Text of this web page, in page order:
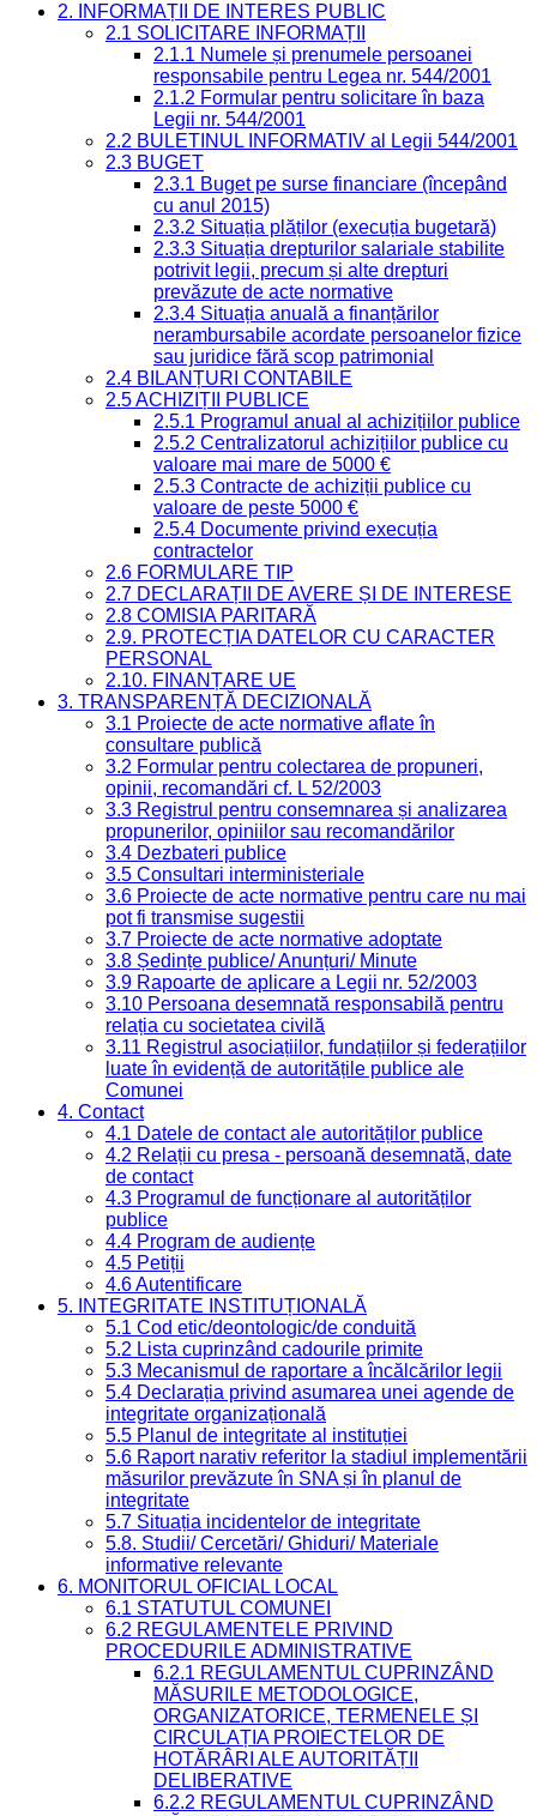
2. INFORMAȚII DE INTERES PUBLIC
2.1 SOLICITARE INFORMAȚII
2.1.1 Numele și prenumele persoanei
responsabile pentru Legea nr. 544/2001
2.1.2 Formular pentru solicitare în baza
Legii nr. 544/2001
2.2 BULETINUL INFORMATIV al Legii 544/2001
2.3 BUGET
2.3.1 Buget pe surse financiare (începând
cu anul 2015)
2.3.2 Situația plăților (execuția bugetară)
2.3.3 Situația drepturilor salariale stabilite
potrivit legii, precum și alte drepturi
prevăzute de acte normative
2.3.4 Situația anuală a finanțărilor
nerambursabile acordate persoanelor fizice
sau juridice fără scop patrimonial
2.4 BILANȚURI CONTABILE
2.5 ACHIZIȚII PUBLICE
2.5.1 Programul anual al achizițiilor publice
2.5.2 Centralizatorul achizițiilor publice cu
valoare mai mare de 5000 €
2.5.3 Contracte de achiziții publice cu
valoare de peste 5000 €
2.5.4 Documente privind execuția
contractelor
2.6 FORMULARE TIP
2.7 DECLARAȚII DE AVERE ȘI DE INTERESE
2.8 COMISIA PARITARĂ
2.9. PROTECȚIA DATELOR CU CARACTER
PERSONAL
2.10. FINANȚARE UE
3. TRANSPARENȚĂ DECIZIONALĂ
3.1 Proiecte de acte normative aflate în
consultare publică
3.2 Formular pentru colectarea de propuneri,
opinii, recomandări cf. L 52/2003
3.3 Registrul pentru consemnarea și analizarea
propunerilor, opiniilor sau recomandărilor
3.4 Dezbateri publice
3.5 Consultari interministeriale
3.6 Proiecte de acte normative pentru care nu mai
pot fi transmise sugestii
3.7 Proiecte de acte normative adoptate
3.8 Ședințe publice/ Anunțuri/ Minute
3.9 Rapoarte de aplicare a Legii nr. 52/2003
3.10 Persoana desemnată responsabilă pentru
relația cu societatea civilă
3.11 Registrul asociațiilor, fundațiilor și federațiilor
luate în evidență de autoritățile publice ale
Comunei
4. Contact
4.1 Datele de contact ale autorităților publice
4.2 Relații cu presa - persoană desemnată, date
de contact
4.3 Programul de funcționare al autorităților
publice
4.4 Program de audiențe
4.5 Petiții
4.6 Autentificare
5. INTEGRITATE INSTITUȚIONALĂ
5.1 Cod etic/deontologic/de conduită
5.2 Lista cuprinzând cadourile primite
5.3 Mecanismul de raportare a încălcărilor legii
5.4 Declarația privind asumarea unei agende de
integritate organizațională
5.5 Planul de integritate al instituției
5.6 Raport narativ referitor la stadiul implementării
măsurilor prevăzute în SNA și în planul de
integritate
5.7 Situația incidentelor de integritate
5.8. Studii/ Cercetări/ Ghiduri/ Materiale
informative relevante
6. MONITORUL OFICIAL LOCAL
6.1 STATUTUL COMUNEI
6.2 REGULAMENTELE PRIVIND
PROCEDURILE ADMINISTRATIVE
6.2.1 REGULAMENTUL CUPRINZÂND
MĂSURILE METODOLOGICE,
ORGANIZATORICE, TERMENELE ȘI
CIRCULAȚIA PROIECTELOR DE
HOTĂRÂRI ALE AUTORITĂȚII
DELIBERATIVE
6.2.2 REGULAMENTUL CUPRINZÂND